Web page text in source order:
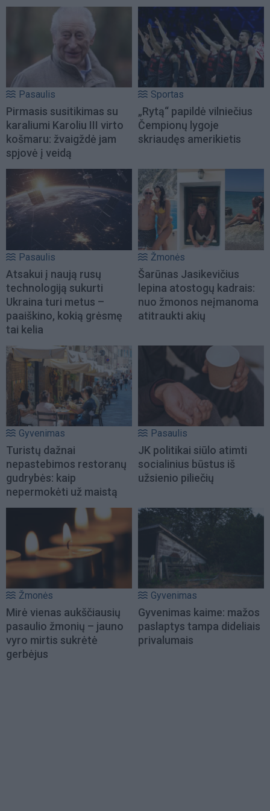
Pasaulis
Pirmasis susitikimas su
karaliumi Karoliu III virto
košmaru: žvaigždė jam
spjovė į veidą
Sportas
„Rytą“ papildė vilniečius
Čempionų lygoje
skriaudęs amerikietis
Pasaulis
Atsakui į naują rusų
technologiją sukurti
Ukraina turi metus –
paaiškino, kokią grėsmę
tai kelia
Žmonės
Šarūnas Jasikevičius
lepina atostogų kadrais:
nuo žmonos neįmanoma
atitraukti akių
Gyvenimas
Turistų dažnai
nepastebimos restoranų
gudrybės: kaip
nepermokėti už maistą
Pasaulis
JK politikai siūlo atimti
socialinius būstus iš
užsienio piliečių
Žmonės
Mirė vienas aukščiausių
pasaulio žmonių – jauno
vyro mirtis sukrėtė
gerbėjus
Gyvenimas
Gyvenimas kaime: mažos
paslaptys tampa dideliais
privalumais